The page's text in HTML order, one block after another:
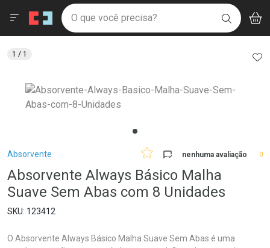
Drogaria São Paulo
Ir direto para a home
pela página
Ir direto para o conteúdo
Ir direto para a busca
Ir direto para a conta
Ir direto para a notificações
Ir direto para o carrinho
Ir direto para o menu
Faça a sua busca
O que você precisa? BUSCAR
Menu
Breadcrumb
Absorvente nenhuma avaliação 0
Absorvente Always Básico Malha
Suave Sem Abas com 8 Unidades
123412
O Absorvente Always Básico Malha Suave Sem Abas é uma
1 / 1